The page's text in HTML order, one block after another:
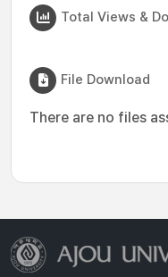
Total Views &
File Download
There are no files